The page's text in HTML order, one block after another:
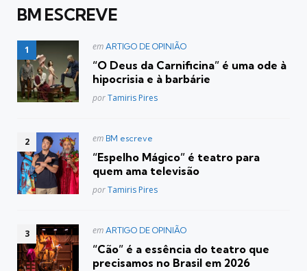
BM ESCREVE
Postado
em
em ARTIGO DE OPINIÃO
“O Deus da Carnificina” é uma ode à
hipocrisia e à barbárie
Posted
porTamiris Pires
Postado
em
em BM escreve
“Espelho Mágico” é teatro para
quem ama televisão
Posted
porTamiris Pires
Postado
em
em ARTIGO DE OPINIÃO
“Cão” é a essência do teatro que
precisamos no Brasil em 2026